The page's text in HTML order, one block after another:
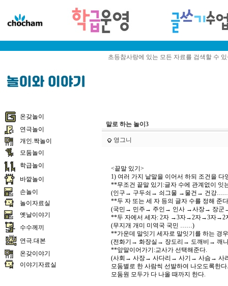
초등참사랑에 있는 모든 자료를 검색할 수
온갖놀이
연극놀이
개인.짝놀이
모둠놀이
학급놀이
바깥놀이
손놀이
놀이자료실
옛날이야기
수수께끼
연극.대본
온갖이야기
이야기자료실
말로 하는 놀이3
영그니
<끝말 있기>
1) 여러 가지 낱말을 이어서 하되 조건을 다
**무조건 끝말 있기:글자 수에 관계없이 잇
(인구→ 구두쇠→ 쇠그물 →물건→ 건강
**두 자 또는 세 자 등의 글자 수를 정해 준
(국민→ 민주→ 주인→ 인사 →사장→ 장
**두 자에서 세자: 2자 →3자→2자→3자→2
(무지개 개미 미역국 국민 ……)
**가운데 말잇기 세자로 말잇기를 하는 경
(전화기→ 화장실→ 장도리→ 도깨비→ 깨
**앞말이어가기:교사가 선택해준다.
(사회→ 사장→ 사다리→ 사기→ 사슴→
모둠별로 한 사람씩 선발하여 나오도록한다.
모둠원 모두가 다 나올 때까지 한다.